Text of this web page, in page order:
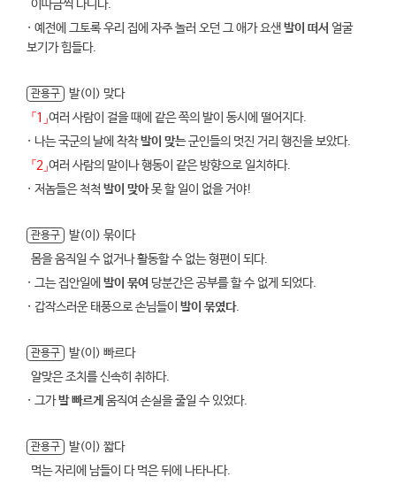
이따금씩 다니다.
· 예전에 그토록 우리 집에 자주 놀러 오던 그 애가 요샌발이 떠서 얼굴
보기가 힘들다.
관용구
발(이) 맞다
「1」여러 사람이 걸을 때에 같은 쪽의 발이 동시에 떨어지다.
· 나는 국군의 날에 착착발이 맞는군인들의 멋진 거리 행진을 보았다.
「2」여러 사람의 말이나 행동이 같은 방향으로 일치하다.
· 저놈들은 척척 발이 맞아못 할 일이 없을 거야!
관용구
발(이) 묶이다
몸을 움직일 수 없거나 활동할 수 없는 형편이 되다.
· 그는 집안일에 발이 묶여 당분간은 공부를 할 수 없게 되었다.
· 갑작스러운 태풍으로 손님들이 발이 묶였다.
관용구
발(이) 빠르다
알맞은 조치를 신속히 취하다.
· 그가발 빠르게 움직여 손실을 줄일 수 있었다.
관용구
발(이) 짧다
먹는 자리에 남들이 다 먹은 뒤에 나타나다.